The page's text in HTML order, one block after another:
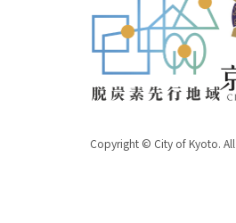
Copyright © City of Kyoto. All